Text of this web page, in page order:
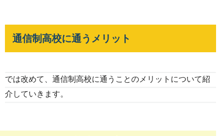
通信制高校に通うメリット
では改めて、通信制高校に通うことのメリットについて紹
介していきます。